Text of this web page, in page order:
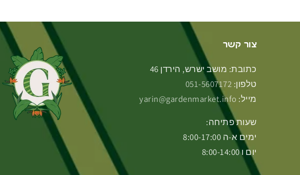
צור קשר
כתובת: מושב ישרש, הירדן 46
טלפון: 051-5607172
מייל: yarin@gardenmarket.info
שעות פתיחה:
ימים א-ה 8:00-17:00
יום ו 8:00-14:00